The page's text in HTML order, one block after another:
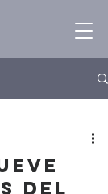
del